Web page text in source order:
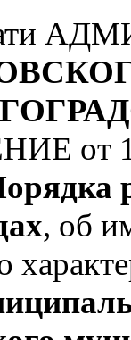
от
, об